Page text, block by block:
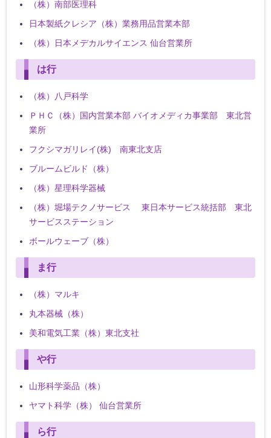
（株）南部医理科
日本製紙クレシア（株）業務用品営業本部
（株）日本メデカルサイエンス 仙台営業所
は行
（株）八戸科学
ＰＨＣ（株）国内営業本部 バイオメディカ事業部 東北営
業所
フクシマガリレイ(株) 南東北支店
ブルームビルド（株）
（株）星理科学器械
（株）堀場テクノサービス 東日本サービス統括部 東北
サービスステーション
ボールウェーブ（株）
ま行
（株）マルキ
丸本器械（株）
美和電気工業（株）東北支社
や行
山形科学薬品（株）
ヤマト科学（株） 仙台営業所
ら行